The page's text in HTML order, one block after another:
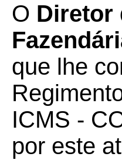
O Diretor
que lhe
ICMS -
por este